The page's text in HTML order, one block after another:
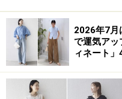
アイボリーとベ
リーム色との違い
真っ白ではない白を表す
ります。たとえば、ベ
毛織物のことで、ごく
2026年7月
で運気アッ
ィネート」